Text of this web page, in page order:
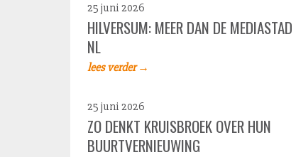
25 juni 2026
HILVERSUM: MEER DAN DE
NL
lees verder →
25 juni 2026
ZO DENKT KRUISBROEK OVER HUN
BUURTVERNIEUWING